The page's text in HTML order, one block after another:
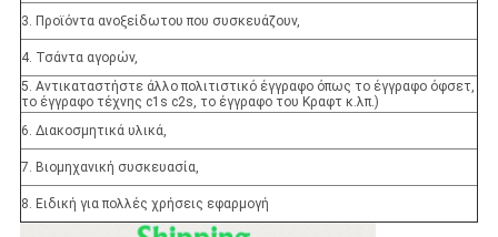
3. Προϊόντα ανοξείδωτου που συσκευάζουν,
4. Τσάντα αγορών,
5. Αντικαταστήστε άλλο πολιτιστικό έγγραφο όπως το έγγραφο όφσετ,
το έγγραφο τέχνης c1s c2s, το έγγραφο του Κραφτ κ.λπ.)
6. Διακοσμητικά υλικά,
7. Βιομηχανική συσκευασία,
8. Ειδική για πολλές χρήσεις εφαρμογή